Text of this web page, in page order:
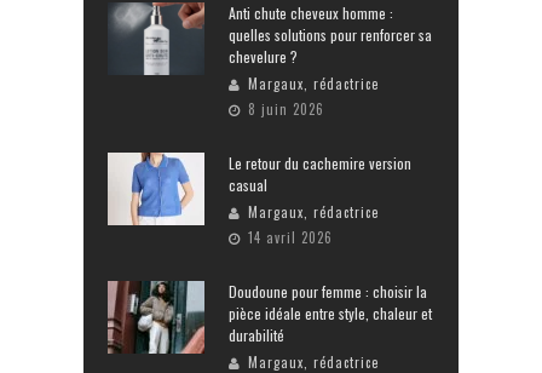
Anti chute cheveux homme :
quelles solutions pour renforcer sa
chevelure ?
Margaux, rédactrice
8 juin 2026
Le retour du cachemire version
casual
Margaux, rédactrice
14 avril 2026
Doudoune pour femme : choisir la
pièce idéale entre style, chaleur et
durabilité
Margaux, rédactrice